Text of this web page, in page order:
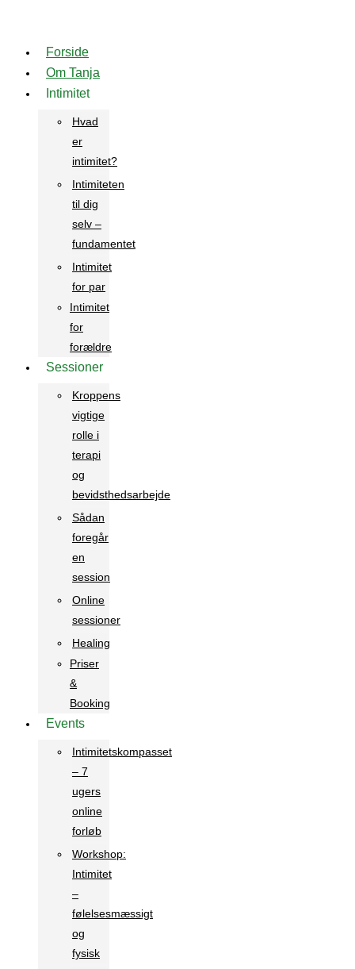
indhold
Forside
Om Tanja
Intimitet
Hvad
er
intimitet?
Intimiteten
til dig
selv –
fundamentet
Intimitet
for par
Intimitet
for
forældre
Sessioner
Kroppens
vigtige
rolle i
terapi
og
bevidsthedsarbejde
Sådan
foregår
en
session
Online
sessioner
Healing
Priser
&
Booking
Events
Intimitetskompasset
– 7
ugers
online
forløb
Workshop:
Intimitet
–
følelsesmæssigt
og
fysisk